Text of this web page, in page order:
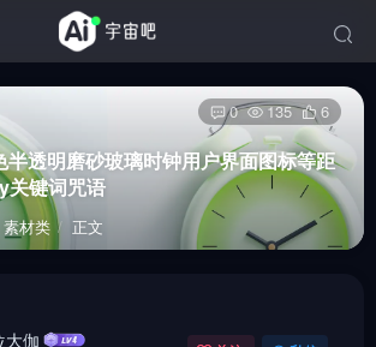
半透明磨砂玻璃时钟用户界面图标等距
键词咒语
素材类 正文
0 135 6
大伽